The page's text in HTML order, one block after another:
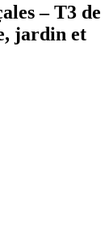
– T3 de
jardin et